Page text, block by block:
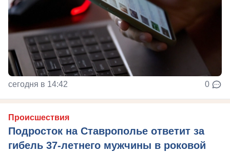
сегодня в 14:42 0
Происшествия
Подросток на Ставрополье ответит за
гибель 37-летнего мужчины в роковой